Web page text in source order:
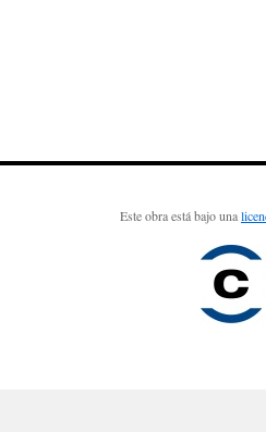
Este obra está bajo una